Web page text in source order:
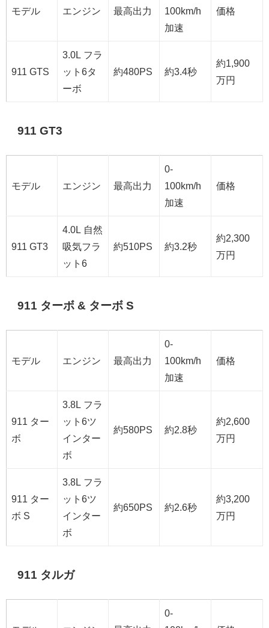
モデル エンジン 最高出力
100km/h
加速
価格
911 GTS
3.0L フラ
ット6タ
ーボ
約480PS 約3.4秒
約1,900
万円
911 GT3
モデル エンジン 最高出力
0-
100km/h
加速
価格
911 GT3
4.0L 自然
吸気フラ
ット6
約510PS 約3.2秒
約2,300
万円
911 ターボ & ターボ S
モデル エンジン 最高出力
0-
100km/h
加速
価格
911 ター
ボ
3.8L フラ
ット6ツ
インター
ボ
約580PS 約2.8秒
約2,600
万円
911 ター
ボ S
3.8L フラ
ット6ツ
インター
ボ
約650PS 約2.6秒
約3,200
万円
911 タルガ
0-